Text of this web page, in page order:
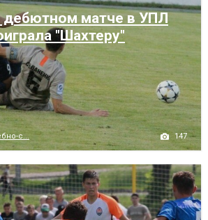
дебютном матче в УПЛ
"Шахтеру"
с... 147